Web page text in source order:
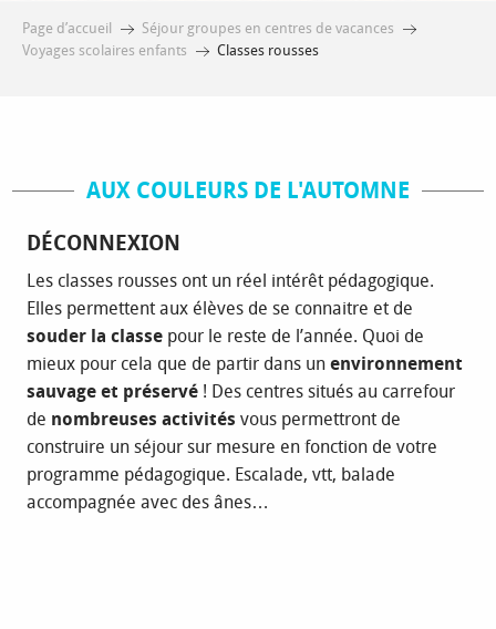
Page d’accueil
Séjour groupes en centres de vacances
Voyages scolaires enfants
Classes rousses
AUX COULEURS DE L'AUTOMNE
DÉCONNEXION
Les classes rousses ont un réel intérêt pédagogique.
Elles permettent aux élèves de se connaitre et de
souder la classe pour le reste de l’année. Quoi de
mieux pour cela que de partir dans un environnement
sauvage et préservé ! Des centres situés au carrefour
de nombreuses activités vous permettront de
construire un séjour sur mesure en fonction de votre
programme pédagogique. Escalade, vtt, balade
accompagnée avec des ânes…